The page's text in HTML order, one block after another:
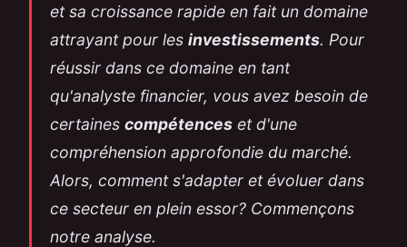
et sa croissance rapide en fait un domaine
attrayant pour les investissements. Pour
réussir dans ce domaine en tant
qu'analyste financier, vous avez besoin de
certaines compétences et d'une
compréhension approfondie du marché.
Alors, comment s'adapter et évoluer dans
ce secteur en plein essor? Commençons
notre analyse.